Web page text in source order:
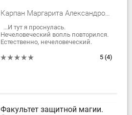
Карпан Маргарита Александровна
...И тут я проснулась.
Нечеловеческий вопль повторился.
Естественно, нечеловеческий.
потому что произвел его мой черный
5 (4)
Факультет защитной магии.